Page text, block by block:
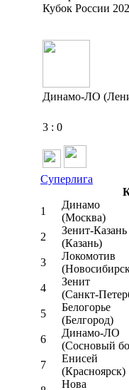
Кубок России
Динамо-ЛО
3 : 0
Суперлига
1
Динамо
(Москва)
2
Зенит-Казань
(Казань)
3
Локомотив
4
Зенит
(Санкт-
5
Белогорье
(Белгород)
6
Динамо-ЛО
(Сосновый
7
Енисей
(Красноярск)
Нова